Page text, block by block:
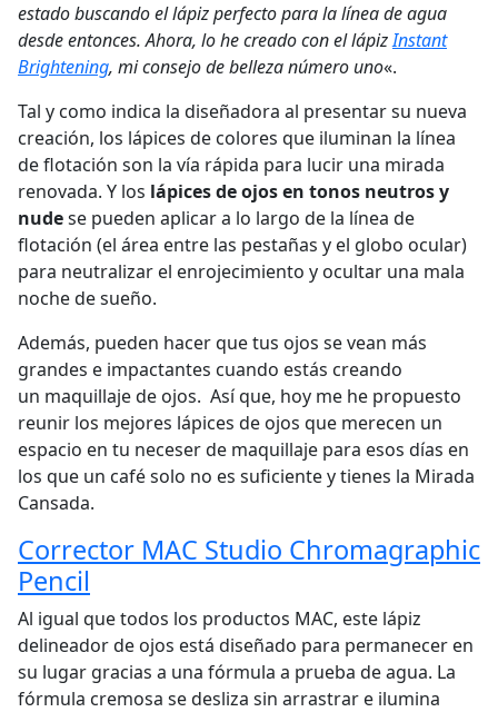
estado buscando el lápiz perfecto para la línea de agua
desde entonces. Ahora, lo he creado con el lápizInstant
Brightening, mi consejo de belleza número uno«.
Tal y como indica la diseñadora al presentar su nueva
creación, los lápices de colores que iluminan la línea
de flotación son la vía rápida para lucir una mirada
renovada. Y los lápices de ojos en tonos neutros y
nudese pueden aplicar a lo largo de la línea de
flotación (el área entre las pestañas y el globo ocular)
para neutralizar el enrojecimiento y ocultar una mala
noche de sueño.
Además, pueden hacer que tus ojos se vean más
grandes e impactantes cuando estás creando
un maquillaje de ojos. Así que, hoy me he propuesto
reunir los mejores lápices de ojos que merecen un
espacio en tu neceser de maquillaje para esos días en
los que un café solo no es suficiente y tienes la Mirada
Cansada.
Corrector MAC Studio Chromagraphic
Pencil
Al igual que todos los productos MAC, este lápiz
delineador de ojos está diseñado para permanecer en
su lugar gracias a una fórmula a prueba de agua. La
fórmula cremosa se desliza sin arrastrar e ilumina